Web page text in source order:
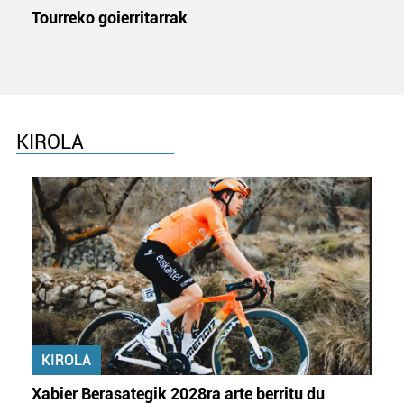
Tourreko goierritarrak
KIROLA
KIROLA
Xabier Berasategik 2028ra arte berritu du